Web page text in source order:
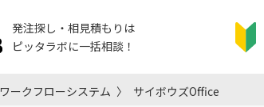
発注探し・相見積もりは
ピッタラボに一括相談！
ワークフローシステム サイボウズOffice